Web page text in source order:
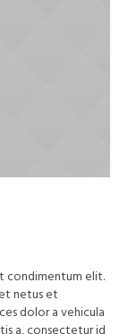
condimentum elit.
netus et
dolor a vehicula